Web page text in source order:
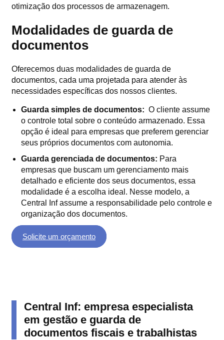
otimização dos processos de armazenagem.
Modalidades de guarda de
documentos
Oferecemos duas modalidades de guarda de
documentos, cada uma projetada para atender às
necessidades específicas dos nossos clientes.
Guarda simples de documentos: O cliente assume
o controle total sobre o conteúdo armazenado. Essa
opção é ideal para empresas que preferem gerenciar
seus próprios documentos com autonomia.
Guarda gerenciada de documentos: Para
empresas que buscam um gerenciamento mais
detalhado e eficiente dos seus documentos, essa
modalidade é a escolha ideal. Nesse modelo, a
Central Inf assume a responsabilidade pelo controle e
organização dos documentos.
Solicite um orçamento
Central Inf: empresa especialista
em gestão e guarda de
documentos fiscais e trabalhistas